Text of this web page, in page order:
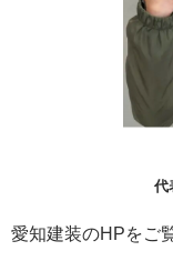
代
愛知建装のHPをご